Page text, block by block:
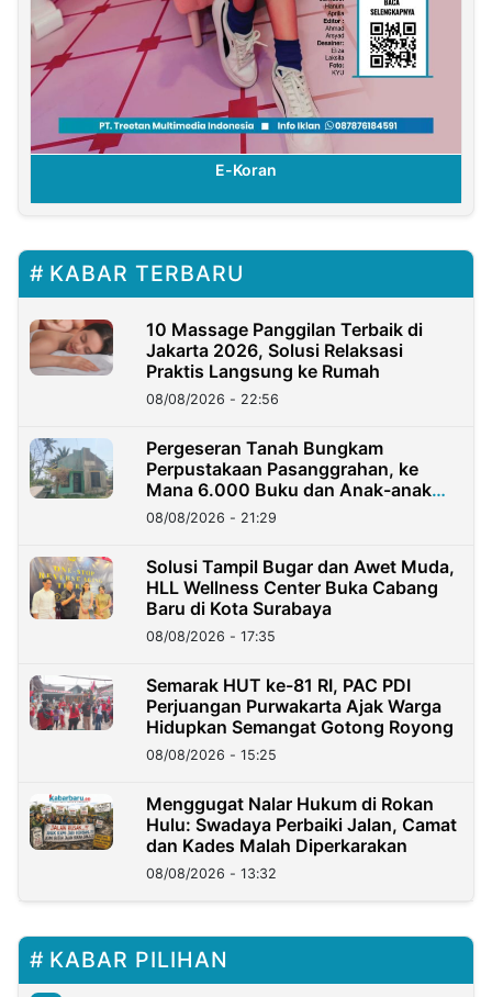
E-Koran
KABAR TERBARU
10 Massage Panggilan Terbaik di
Jakarta 2026, Solusi Relaksasi
Praktis Langsung ke Rumah
08/08/2026 - 22:56
Pergeseran Tanah Bungkam
Perpustakaan Pasanggrahan, ke
Mana 6.000 Buku dan Anak-anak
Kini?
08/08/2026 - 21:29
Solusi Tampil Bugar dan Awet Muda,
HLL Wellness Center Buka Cabang
Baru di Kota Surabaya
08/08/2026 - 17:35
Semarak HUT ke-81 RI, PAC PDI
Perjuangan Purwakarta Ajak Warga
Hidupkan Semangat Gotong Royong
08/08/2026 - 15:25
Menggugat Nalar Hukum di Rokan
Hulu: Swadaya Perbaiki Jalan, Camat
dan Kades Malah Diperkarakan
08/08/2026 - 13:32
KABAR PILIHAN